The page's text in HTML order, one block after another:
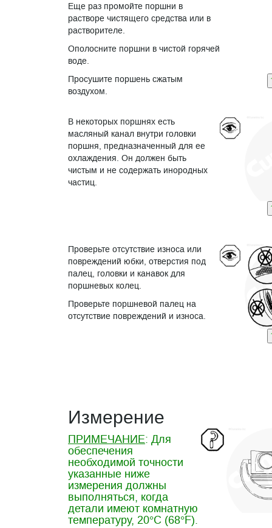
Еще раз промойте поршни в
растворе чистящего средства или в
растворителе.
Ополосните поршни в чистой горячей
воде.
Просушите поршень сжатым
воздухом.
В некоторых поршнях есть
масляный канал внутри головки
поршня, предназначенный для ее
охлаждения. Он должен быть
чистым и не содержать инородных
частиц.
Проверьте отсутствие износа или
повреждений юбки, отверстия под
палец, головки и канавок для
поршневых колец.
Проверьте поршневой палец на
отсутствие повреждений и износа.
Измерение
ПРИМЕЧАНИЕ: Для
обеспечения
необходимой точности
указанные ниже
измерения должны
выполняться, когда
детали имеют комнатную
температуру, 20°C (68°F).